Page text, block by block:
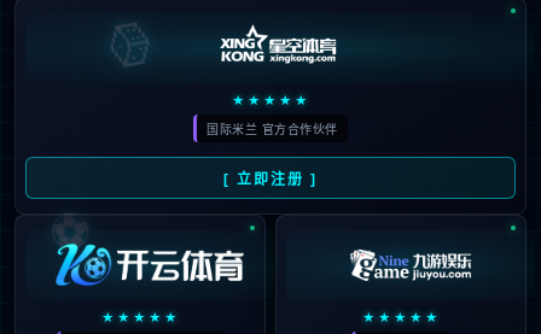
09
抱歉《堕落之王2》，你的女性